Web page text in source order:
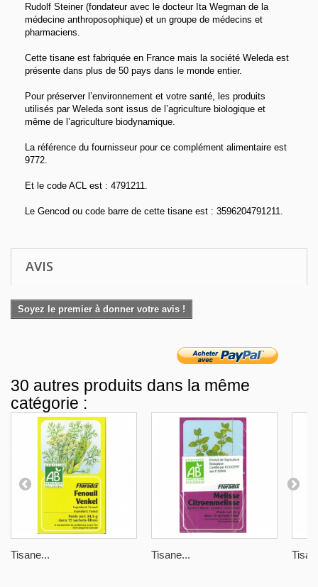
Rudolf Steiner (fondateur avec le docteur Ita Wegman de la
médecine anthroposophique) et un groupe de médecins et
pharmaciens.
Cette tisane est fabriquée en France mais la société Weleda est
présente dans plus de 50 pays dans le monde entier.
Pour préserver l’environnement et votre santé, les produits
utilisés par Weleda sont issus de l’agriculture biologique et
même de l’agriculture biodynamique.
La référence du fournisseur pour ce complément alimentaire est
9772.
Et le code ACL est : 4791211.
Le Gencod ou code barre de cette tisane est : 3596204791211.
AVIS
Soyez le premier à donner votre avis !
30 autres produits dans la même
catégorie :
Tisane... Tisane...